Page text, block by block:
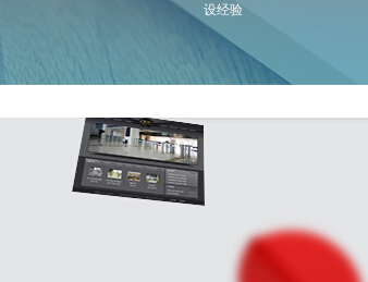
设经验